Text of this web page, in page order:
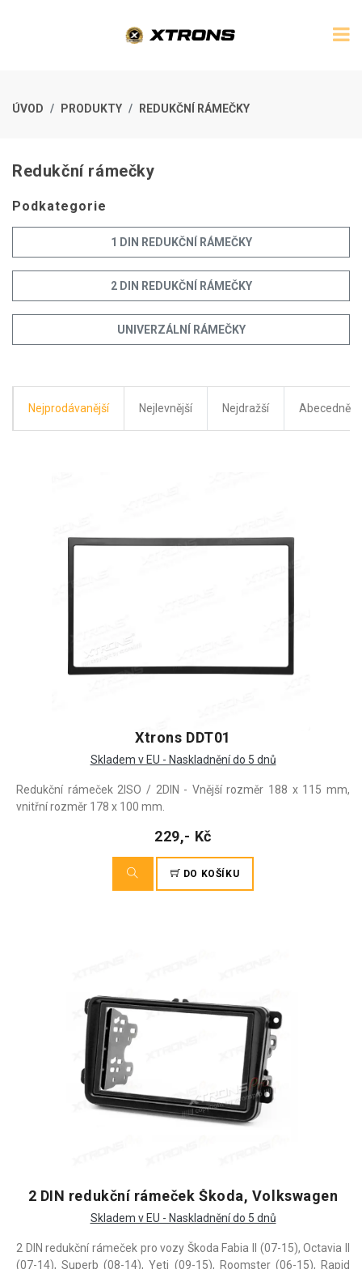
ÚVOD PRODUKTY REDUKČNÍ RÁMEČKY
Redukční rámečky
Podkategorie
1 DIN REDUKČNÍ RÁMEČKY
2 DIN REDUKČNÍ RÁMEČKY
UNIVERZÁLNÍ RÁMEČKY
Nejprodávanější Nejlevnější Nejdražší Abecedně
Xtrons DDT01
Skladem v EU - Naskladnění do 5 dnů
Redukční rámeček 2ISO / 2DIN - Vnější rozměr 188 x 115 mm,
vnitřní rozměr 178 x 100 mm.
229,- Kč
DO KOŠÍKU
2 DIN redukční rámeček Škoda, Volkswagen
Skladem v EU - Naskladnění do 5 dnů
2 DIN redukční rámeček pro vozy Škoda Fabia II (07-15), Octavia II
(07-14), Superb (08-14), Yeti (09-15), Roomster (06-15), Rapid